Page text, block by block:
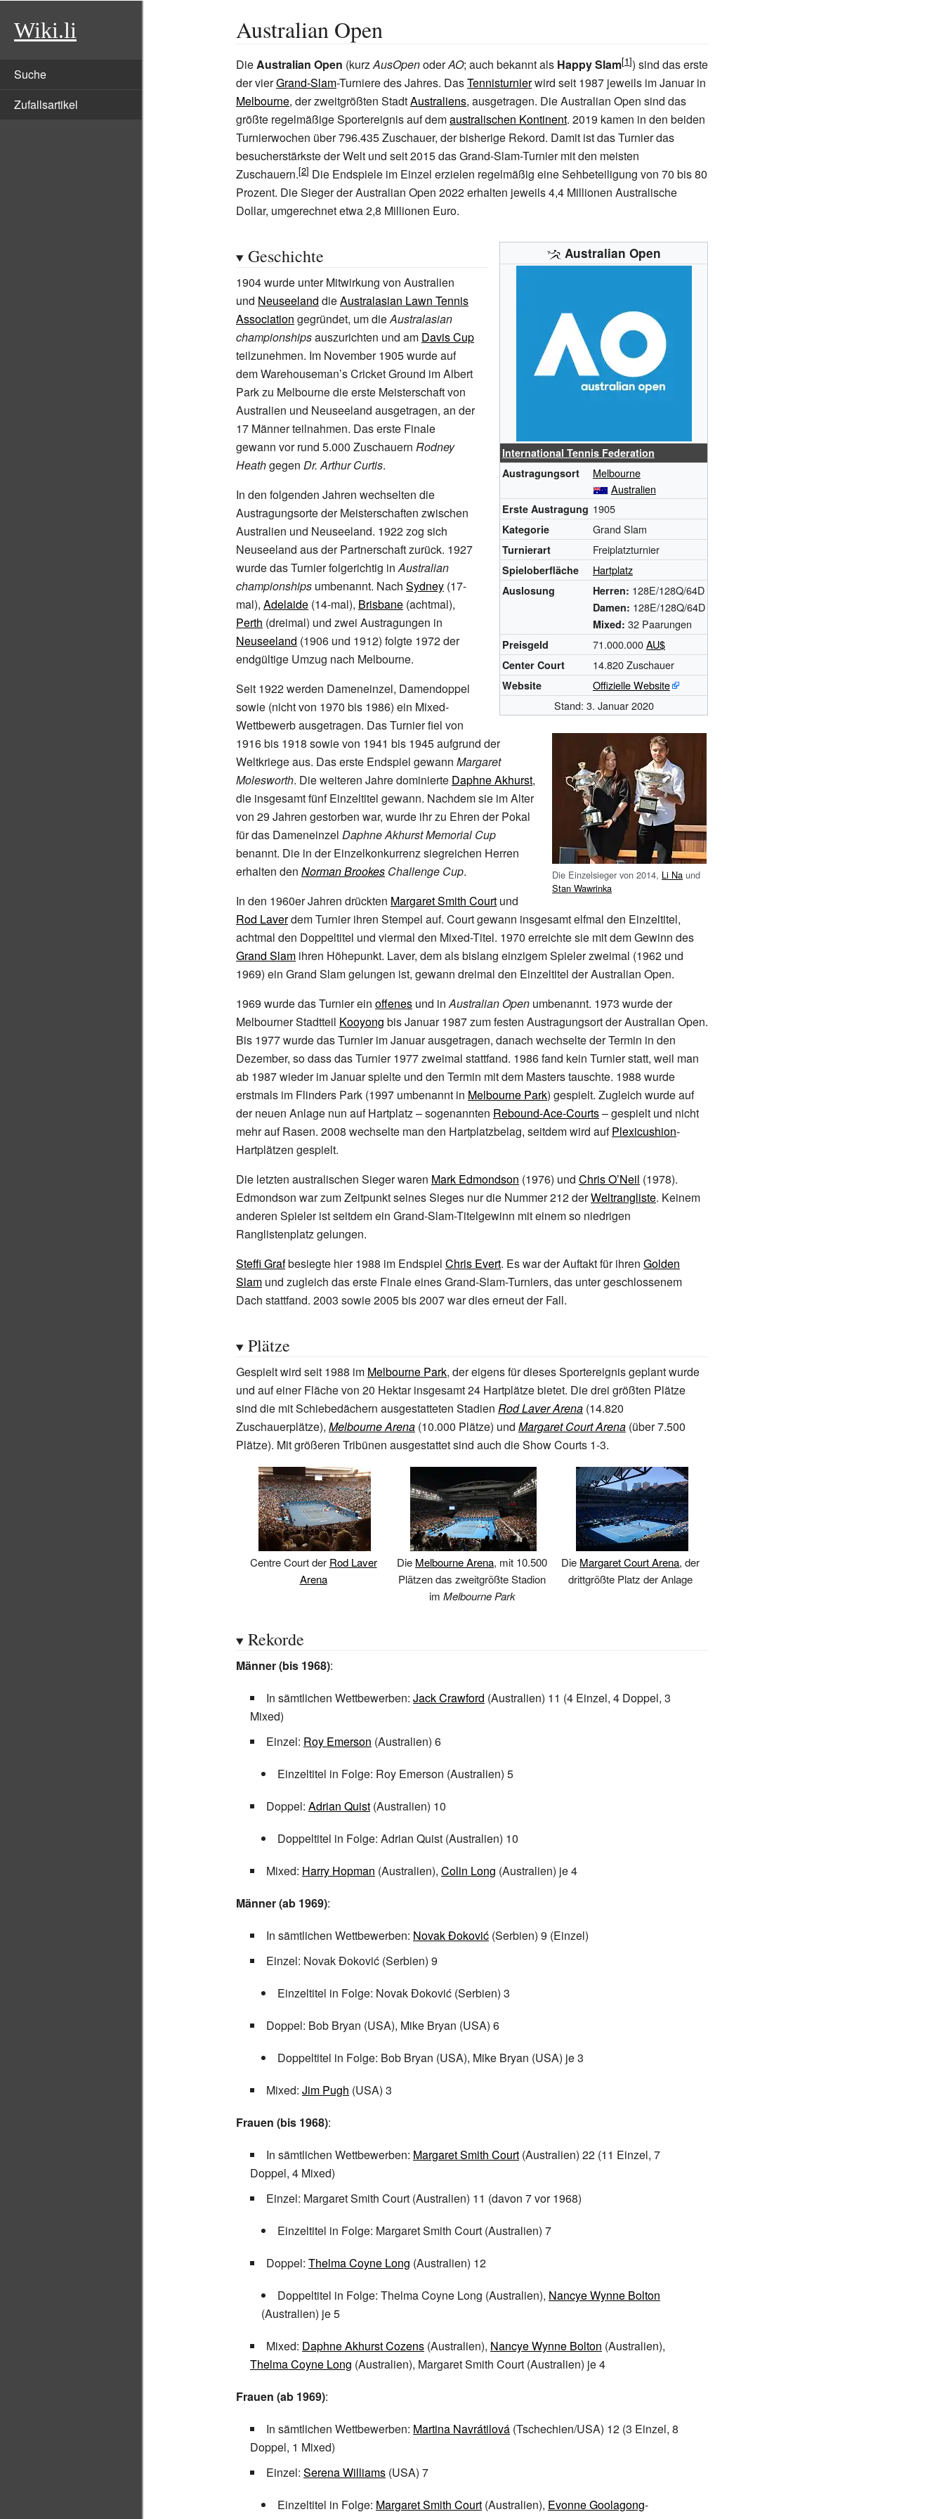
Wiki.li
Suche
Zufallsartikel
Australian Open
DieAustralian Open (kurzAusOpenoderAO; auch bekannt als Happy Slam
) sind das erste
der vierGrand-Slam-Turniere des Jahres. DasTennisturnierwird seit 1987 jeweils im Januar in
Melbourne, der zweitgrößten StadtAustraliens, ausgetragen. Die Australian Open sind das
größte regelmäßige Sportereignis auf demaustralischen Kontinent. 2019 kamen in den beiden
Turnierwochen über 796.435 Zuschauer, der bisherige Rekord. Damit ist das Turnier das
besucherstärkste der Welt und seit 2015 das Grand-Slam-Turnier mit den meisten
Zuschauern.
Die Endspiele im Einzel erzielen regelmäßig eine Sehbeteiligung von 70 bis 80
Prozent. Die Sieger der Australian Open 2022 erhalten jeweils 4,4 Millionen Australische
Dollar, umgerechnet etwa 2,8 Millionen Euro.
Australian Open
International Tennis Federation
Austragungsort
Melbourne
Australien
Erste Austragung 1905
Kategorie Grand Slam
Turnierart Freiplatzturnier
Spieloberfläche Hartplatz
Auslosung Herren: 128E/128Q/64D
Damen: 128E/128Q/64D
Mixed: 32 Paarungen
Preisgeld 71.000.000AU$
Center Court 14.820Zuschauer
Website
Offizielle Website
Stand: 3. Januar 2020
Die Einzelsieger von 2014, Li Na und
Stan Wawrinka
Geschichte
1904 wurde unter Mitwirkung von Australien
und Neuseeland dieAustralasian Lawn Tennis
Association gegründet, um dieAustralasian
championshipsauszurichten und am Davis Cup
teilzunehmen. Im November 1905 wurde auf
dem Warehouseman’s Cricket Ground im Albert
Park zu Melbourne die erste Meisterschaft von
Australien und Neuseeland ausgetragen, an der
17 Männer teilnahmen. Das erste Finale
gewann vor rund 5.000 Zuschauern Rodney
Heathgegen Dr. Arthur Curtis.
In den folgenden Jahren wechselten die
Austragungsorte der Meisterschaften zwischen
Australien und Neuseeland. 1922 zog sich
Neuseeland aus der Partnerschaft zurück. 1927
wurde das Turnier folgerichtig inAustralian
championships umbenannt. Nach Sydney (17-
mal), Adelaide (14-mal), Brisbane (achtmal),
Perth (dreimal) und zwei Austragungen in
Neuseeland (1906 und 1912) folgte 1972 der
endgültige Umzug nach Melbourne.
Seit 1922 werden Dameneinzel, Damendoppel
sowie (nicht von 1970 bis 1986) ein Mixed-
Wettbewerb ausgetragen. Das Turnier fiel von
1916 bis 1918 sowie von 1941 bis 1945 aufgrund der
Weltkriege aus. Das erste Endspiel gewann Margaret
Molesworth. Die weiteren Jahre dominierte Daphne Akhurst,
die insgesamt fünf Einzeltitel gewann. Nachdem sie im Alter
von 29 Jahren gestorben war, wurde ihr zu Ehren der Pokal
für das Dameneinzel Daphne Akhurst Memorial Cup
benannt. Die in der Einzelkonkurrenz siegreichen Herren
erhalten den Norman Brookes Challenge Cup.
In den 1960er Jahren drückten Margaret Smith Court und
Rod Laverdem Turnier ihren Stempel auf. Court gewann insgesamt elfmal den Einzeltitel,
achtmal den Doppeltitel und viermal den Mixed-Titel. 1970 erreichte sie mit dem Gewinn des
Grand Slam ihren Höhepunkt. Laver, dem als bislang einzigem Spieler zweimal (1962 und
1969) ein Grand Slam gelungen ist, gewann dreimal den Einzeltitel der Australian Open.
1969 wurde das Turnier ein offenes und inAustralian Open umbenannt. 1973 wurde der
Melbourner Stadtteil Kooyong bis Januar 1987 zum festen Austragungsort der Australian Open.
Bis 1977 wurde das Turnier im Januar ausgetragen, danach wechselte der Termin in den
Dezember, so dass das Turnier 1977 zweimal stattfand. 1986 fand kein Turnier statt, weil man
ab 1987 wieder im Januar spielte und den Termin mit dem Masters tauschte. 1988 wurde
erstmals im Flinders Park (1997 umbenannt in Melbourne Park) gespielt. Zugleich wurde auf
der neuen Anlage nun auf Hartplatz – sogenannten Rebound-Ace-Courts– gespielt und nicht
mehr auf Rasen. 2008 wechselte man den Hartplatzbelag, seitdem wird aufPlexicushion-
Hartplätzen gespielt.
Die letzten australischen Sieger waren Mark Edmondson (1976) und Chris O’Neil (1978).
Edmondson war zum Zeitpunkt seines Sieges nur die Nummer 212 derWeltrangliste. Keinem
anderen Spieler ist seitdem ein Grand-Slam-Titelgewinn mit einem so niedrigen
Ranglistenplatz gelungen.
Steffi Grafbesiegte hier 1988 im Endspiel Chris Evert. Es war der Auftakt für ihren Golden
Slam und zugleich das erste Finale eines Grand-Slam-Turniers, das unter geschlossenem
Dach stattfand. 2003 sowie 2005 bis 2007 war dies erneut der Fall.
Plätze
Gespielt wird seit 1988 im Melbourne Park, der eigens für dieses Sportereignis geplant wurde
und auf einer Fläche von 20 Hektar insgesamt 24 Hartplätze bietet. Die drei größten Plätze
sind die mit Schiebedächern ausgestatteten Stadien Rod Laver Arena (14.820
Zuschauerplätze), Melbourne Arena (10.000 Plätze) und Margaret Court Arena (über 7.500
Plätze). Mit größeren Tribünen ausgestattet sind auch die Show Courts 1-3.
Centre Court der Rod Laver
Arena
Die Melbourne Arena, mit 10.500
Plätzen das zweitgrößte Stadion
im Melbourne Park
Die Margaret Court Arena, der
drittgrößte Platz der Anlage
Rekorde
Männer (bis 1968):
In sämtlichen Wettbewerben: Jack Crawford (Australien) 11 (4 Einzel, 4 Doppel, 3
Mixed)
Einzel: Roy Emerson (Australien) 6
Einzeltitel in Folge: Roy Emerson (Australien) 5
Doppel: Adrian Quist (Australien) 10
Doppeltitel in Folge: Adrian Quist (Australien) 10
Mixed: Harry Hopman (Australien), Colin Long (Australien) je 4
Männer (ab 1969):
In sämtlichen Wettbewerben: Novak Đoković (Serbien) 9 (Einzel)
Einzel: Novak Đoković (Serbien) 9
Einzeltitel in Folge: Novak Đoković (Serbien) 3
Doppel: Bob Bryan (USA), Mike Bryan (USA) 6
Doppeltitel in Folge: Bob Bryan (USA), Mike Bryan (USA) je 3
Mixed: Jim Pugh (USA) 3
Frauen (bis 1968):
In sämtlichen Wettbewerben: Margaret Smith Court (Australien) 22 (11 Einzel, 7
Doppel, 4 Mixed)
Einzel: Margaret Smith Court (Australien) 11 (davon 7 vor 1968)
Einzeltitel in Folge: Margaret Smith Court (Australien) 7
Doppel: Thelma Coyne Long (Australien) 12
Doppeltitel in Folge: Thelma Coyne Long (Australien), Nancye Wynne Bolton
(Australien) je 5
Mixed: Daphne Akhurst Cozens (Australien), Nancye Wynne Bolton (Australien),
Thelma Coyne Long (Australien), Margaret Smith Court (Australien) je 4
Frauen (ab 1969):
In sämtlichen Wettbewerben: Martina Navrátilová (Tschechien/USA) 12 (3 Einzel, 8
Doppel, 1 Mixed)
Einzel: Serena Williams (USA) 7
Einzeltitel in Folge: Margaret Smith Court (Australien), Evonne Goolagong-